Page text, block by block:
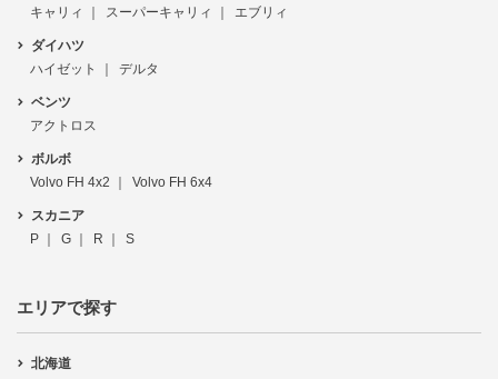
キャリィ
スーパーキャリィ エブリィ
ダイハツ
ハイゼット
デルタ
ベンツ
アクトロス
ボルボ
Volvo FH 4x2
Volvo FH 6x4
スカニア
P
G R S
エリアで探す
北海道